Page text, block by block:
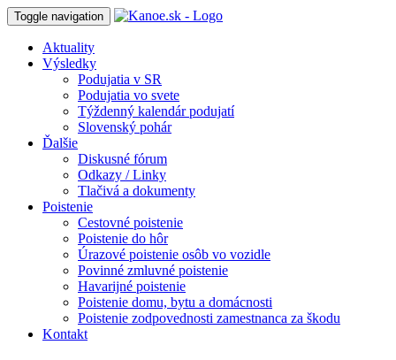
Toggle navigation
Aktuality
Výsledky
Podujatia v SR
Podujatia vo svete
Týždenný kalendár podujatí
Slovenský pohár
Ďalšie
Diskusné fórum
Odkazy / Linky
Tlačivá a dokumenty
Poistenie
Cestovné poistenie
Poistenie do hôr
Úrazové poistenie osôb vo vozidle
Povinné zmluvné poistenie
Havarijné poistenie
Poistenie domu, bytu a domácnosti
Poistenie zodpovednosti zamestnanca za škodu
Kontakt